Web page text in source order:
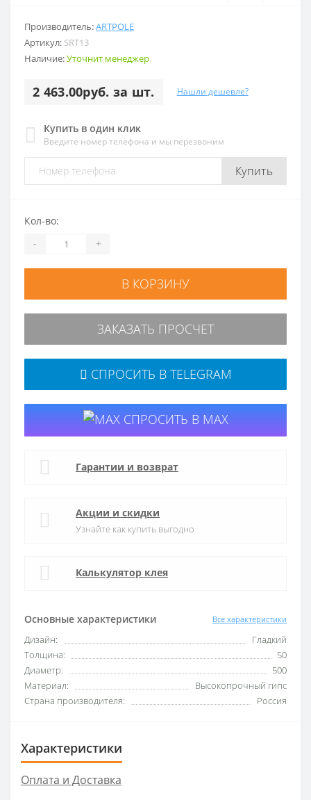
Производитель:ARTPOLE
Артикул: SRT13
Наличие:Уточнит менеджер
2 463.00руб. за шт. Нашли дешевле?
Купить в один клик
Введите номер телефона и мы перезвоним
Купить
Основные характеристики Все характеристики
Дизайн:
Гладкий
Толщина:
50
Диаметр:
500
Материал:
Высокопрочный гипс
Страна производителя:
Россия
Кол-во:
- +
В КОРЗИНУ
ЗАКАЗАТЬ ПРОСЧЕТ
СПРОСИТЬ В TELEGRAM
СПРОСИТЬ В MAX
Гарантии и возврат
Акции и скидки
Узнайте как купить выгодно
Калькулятор клея
Характеристики
Оплата и Доставка